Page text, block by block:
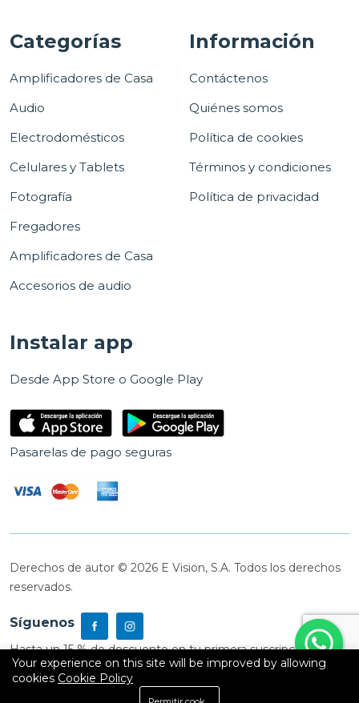
Categorías
Amplificadores de Casa
Audio
Electrodomésticos
Celulares y Tablets
Fotografía
Fregadores
Amplificadores de Casa
Accesorios de audio
Información
Contáctenos
Quiénes somos
Política de cookies
Términos y condiciones
Política de privacidad
Instalar app
Desde App Store o Google Play
Pasarelas de pago seguras
Derechos de autor © 2026 E Vision, S.A. Todos los derechos
reservados.
Síguenos
Hasta un 15 % de descuento en tu primera suscripción
Your experience on this site will be improved by allowing
cookies Cookie Policy